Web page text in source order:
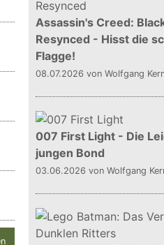
Assassin's Creed:
Resynced - Hisst die
Flagge!
08.07.2026 von Wolfgang
007 First Light - Die
jungen Bond
03.06.2026 von Wolfgang